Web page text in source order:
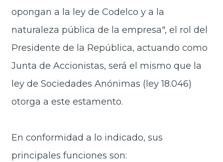
opongan a la ley de Codelco y a la
naturaleza pública de la empresa", el rol del
Presidente de la República, actuando como
Junta de Accionistas, será el mismo que la
ley de Sociedades Anónimas (ley 18.046)
otorga a este estamento.
En conformidad a lo indicado, sus
principales funciones son: